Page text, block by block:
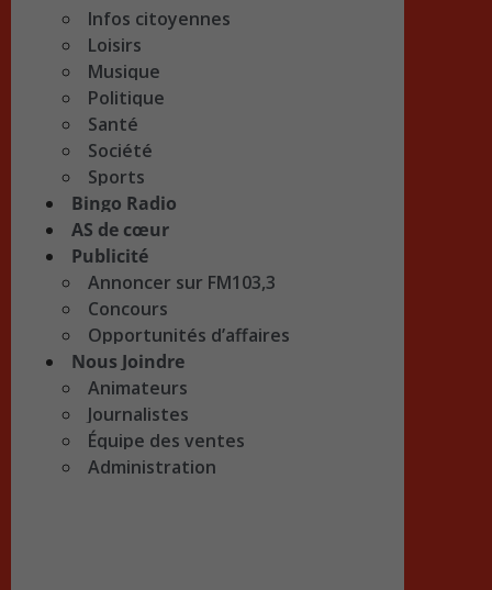
Infos citoyennes
Loisirs
Musique
Politique
Santé
Société
Sports
Bingo Radio
AS de cœur
Publicité
Annoncer sur FM103,3
Concours
Opportunités d’affaires
Nous Joindre
Animateurs
Journalistes
Équipe des ventes
Administration